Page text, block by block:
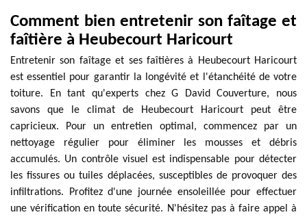
Comment bien entretenir son faîtage et
faîtière à Heubecourt Haricourt
Entretenir son faîtage et ses faîtières à Heubecourt Haricourt
est essentiel pour garantir la longévité et l'étanchéité de votre
toiture. En tant qu'experts chez G David Couverture, nous
savons que le climat de Heubecourt Haricourt peut être
capricieux. Pour un entretien optimal, commencez par un
nettoyage régulier pour éliminer les mousses et débris
accumulés. Un contrôle visuel est indispensable pour détecter
les fissures ou tuiles déplacées, susceptibles de provoquer des
infiltrations. Profitez d'une journée ensoleillée pour effectuer
une vérification en toute sécurité. N'hésitez pas à faire appel à